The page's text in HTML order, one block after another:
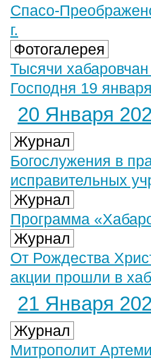
Спасо-
г.
Фотогалерея
Тысячи
Господня 19
20 Января
Журнал
Богослужения в
исправительных
Журнал
Программа
Журнал
От Рождества
акции прошли в
21 Января
Журнал
Митрополит